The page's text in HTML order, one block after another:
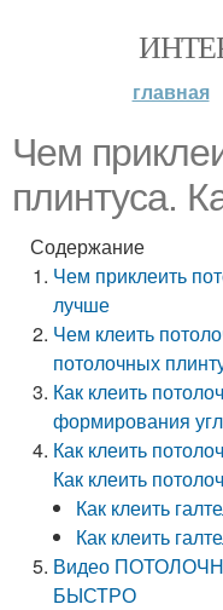
главная
Чем
плинтуса.
Содержание
Чем приклеить
лучше
Чем клеить
потолочных
Как клеить
формирования
Как клеить
Как клеить
Как клеить
Как клеить
Видео
БЫСТРО